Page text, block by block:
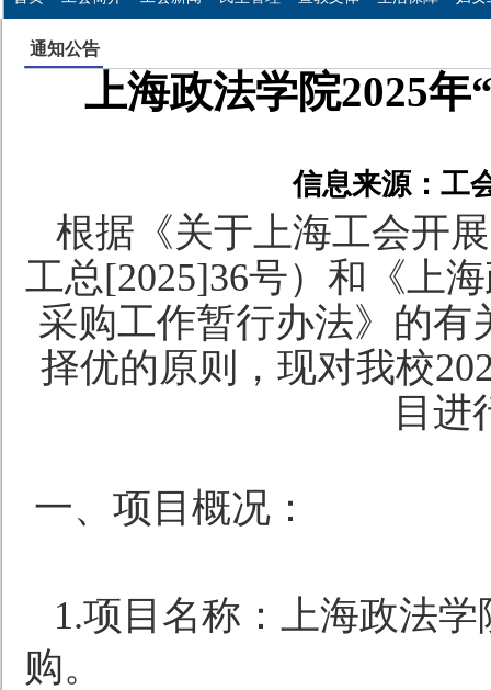
通知公告
上海政法学院2025
信息来源：工
根据《关于上海工会开
工总[2025]36号）和《上
采购工作暂行办法》的有
择优的原则，现对我校
目进
一、项目概况：
1.项目名称：上海政法学
购。